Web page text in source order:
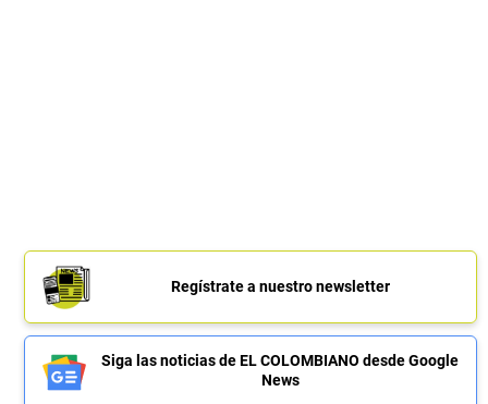
Regístrate a nuestro newsletter
Siga las noticias de EL COLOMBIANO desde Google
News